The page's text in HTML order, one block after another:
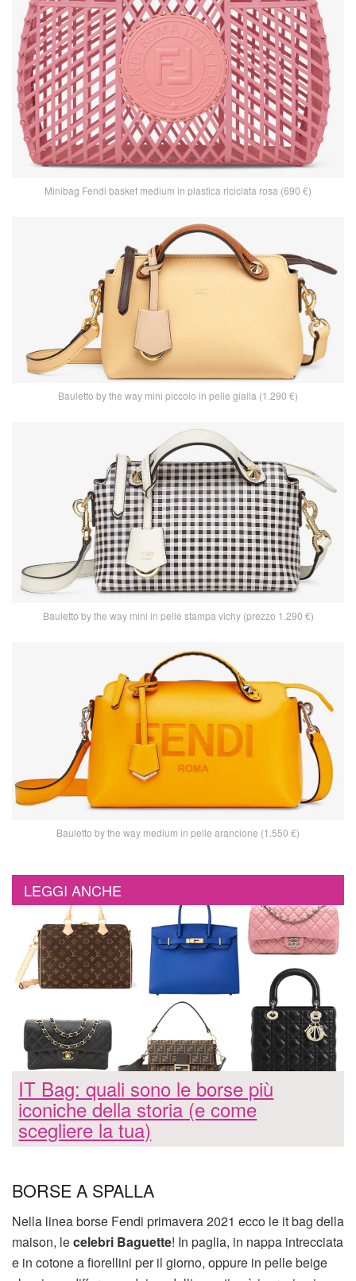
Minibag Fendi basket medium in plastica riciclata rosa (690 €)
Bauletto by the way mini piccolo in pelle gialla (1.290 €)
Bauletto by the way mini in pelle stampa vichy (prezzo 1.290 €)
Bauletto by the way medium in pelle arancione (1.550 €)
LEGGI ANCHE
IT Bag: quali sono le borse più
iconiche della storia (e come
scegliere la tua)
BORSE A SPALLA
Nella linea borse Fendi primavera 2021 ecco le it bag della
maison, lecelebri Baguette! In paglia, in nappa intrecciata
e in cotone a fiorellini per il giorno, oppure in pelle beige